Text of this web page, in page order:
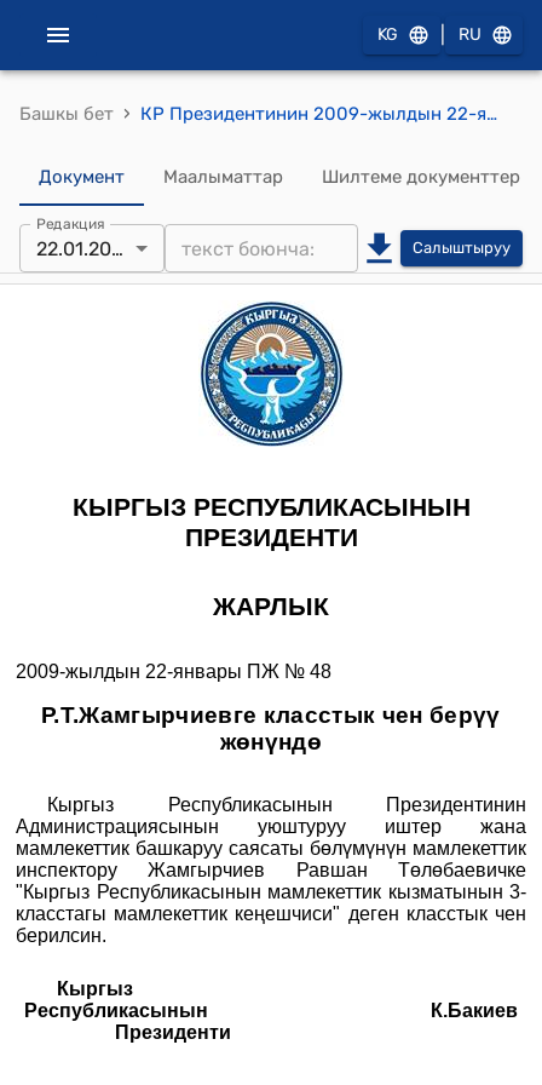
KG RU
Башкы бет › КР Президентинин 2009-жылдын 22-январындагы ПЖ № 48 " Р.Т.Жамгырчиевге класстык чен берүү жөнүндө" жарлыгы
Документ Маалыматтар Шилтеме документтер
Редакция
22.01.2009 Салыштыруу